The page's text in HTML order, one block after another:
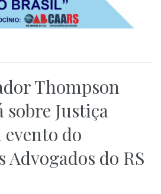
Thompson
Justiça
do
do RS